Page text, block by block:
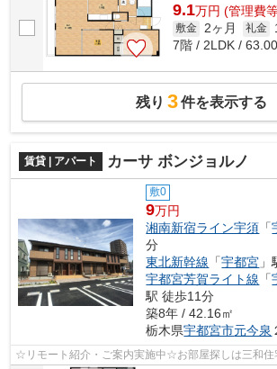
9.1万円 (管理費
敷金 2ヶ月 礼金
7階 / 2LDK /
残り 3件を表示する
賃貸 | アパート カーサ ボンジョルノ
敷0
9万円
湘南新宿ライン宇須 「
分
東北新幹線 「宇都宮
宇都宮芳賀ライト線 「
駅 徒歩11分
築8年 / 42.16㎡
栃木県宇都宮市元今泉
☆リモート紹介・ご案内実施中☆お部屋探しは三和住